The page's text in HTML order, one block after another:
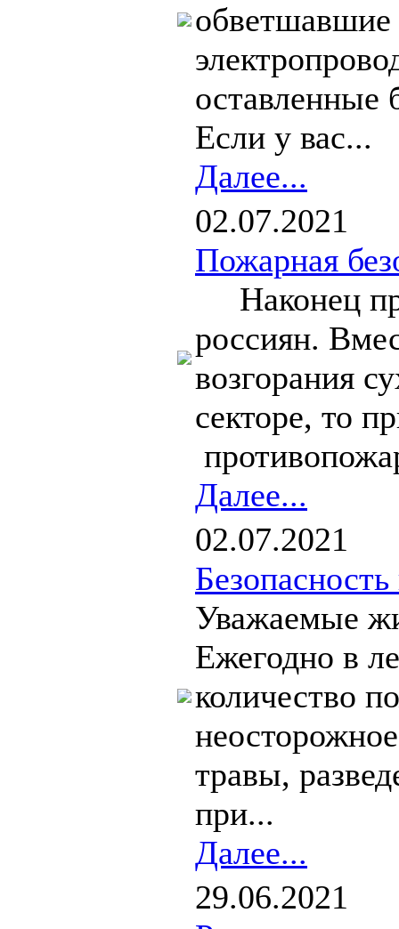
обветшавшие
Если у вас...
Далее...
02.07.2021
Пожарная
Наконец
россиян.
возгорания
секторе, то
Далее...
02.07.2021
Уважаемые
Ежегодно в
количество
травы,
при...
Далее...
29.06.2021